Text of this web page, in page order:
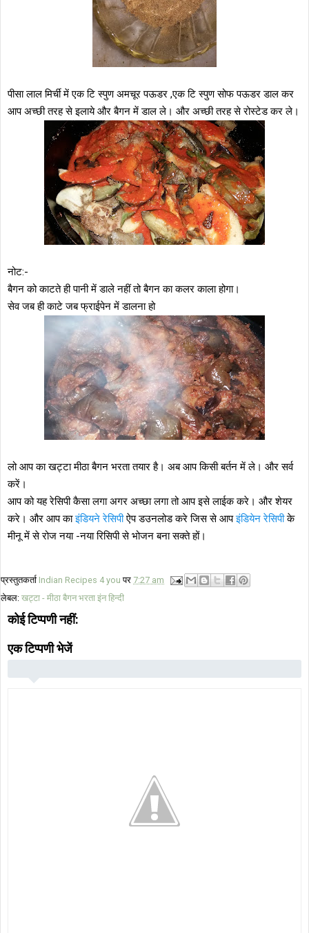
पीसा लाल मिर्ची में एक टि स्पुण अमचूर पऊडर ,एक टि स्पुण सोफ पऊडर डाल कर
आप अच्छी तरह से इलाये और बैगन में डाल ले। और अच्छी तरह से रोस्टेड कर ले।
नोट:-
बैगन को काटते ही पानी में डाले नहीं तो बैगन का कलर काला होगा।
सेव जब ही काटे जब फ्राईपेन में डालना हो
लो आप का खट्टा मीठा बैगन भरता तयार है। अब आप किसी बर्तन में ले। और सर्व
करें।
आप को यह रेसिपी कैसा लगा अगर अच्छा लगा तो आप इसे लाईक करे। और शेयर
करे। और आप काइंडियने रेसिपीऐप डउनलोड करे जिस से आपइंडियेन रेसिपीके
मीनू में से रोज नया -नया रिसिपी से भोजन बना सक्ते हों।
प्रस्तुतकर्ता Indian Recipes 4 you पर 7:27 am
लेबल: खट्टा - मीठा बैगन भरता इंन हिन्‍दी
कोई टिप्पणी नहीं:
एक टिप्पणी भेजें